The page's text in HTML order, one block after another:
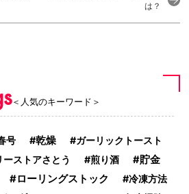
は？
＜人気のキーワード＞
号 乾燥 ガーリックトースト
ーストアさとう 煎り酒
貯金
ローリングストック 冷凍方法